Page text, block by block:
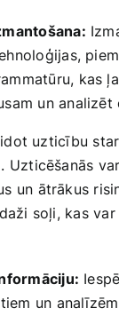
kas
un analizēt
uzticību
Uzticēšanās
un ātrākus
soļi, kas
un